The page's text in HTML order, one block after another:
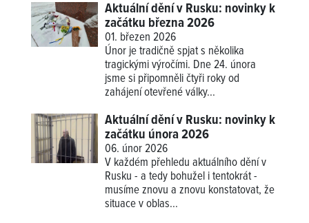
Aktuální dění v Rusku: novinky k
začátku března 2026
01. březen 2026
Únor je tradičně spjat s několika
tragickými výročími. Dne 24. února
jsme si připomněli čtyři roky od
zahájení otevřené války...
Aktuální dění v Rusku: novinky k
začátku února 2026
06. únor 2026
V každém přehledu aktuálního dění v
Rusku - a tedy bohužel i tentokrát -
musíme znovu a znovu konstatovat, že
situace v oblas...